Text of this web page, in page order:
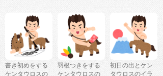
書き初めをする
ケンタウロスの
羽根つきをする
ケンタウロスの
初日の出とケン
タウロスのイラ